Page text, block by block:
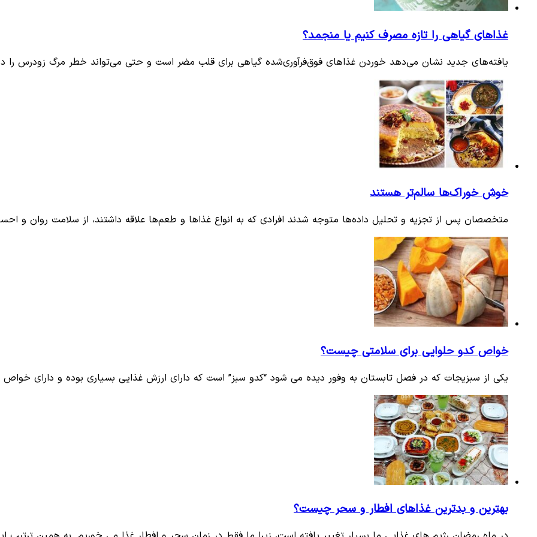
غذاهای گیاهی را تازه مصرف کنیم یا منجمد؟
یافته‌های جدید نشان می‌دهد خوردن غذاهای فوق‌فرآوری‌شده گیاهی برای قلب مضر است و حتی می‌تواند خطر مرگ زودرس را
خوش خوراک‌ها سالم‌تر هستند
متخصصان پس از تجزیه و تحلیل داده‌ها متوجه شدند افرادی که به انواع غذاها و طعم‌ها علاقه داشتند، از سلامت روان و
خواص کدو حلوایی برای سلامتی چیست؟
یکی از سبزیجات که در فصل تابستان به وفور دیده می شود “کدو سبز” است که دارای ارزش غذایی بسیاری بوده و دارای
بهترین و بدترین غذاهای افطار و سحر چیست؟